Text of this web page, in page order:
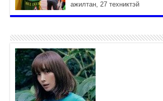
ажилтан, 27 техниктэй
ажиллаж байна
Наадмын амралтын өдрүүдэд
нийслэлийн эрүүл мэндийн
байгууллагууд дараах
хуваарийн дагуу ажиллана
2026 оны 7 сар 15 / 11 цаг 18 минут
Үндэсний их баяр наадам